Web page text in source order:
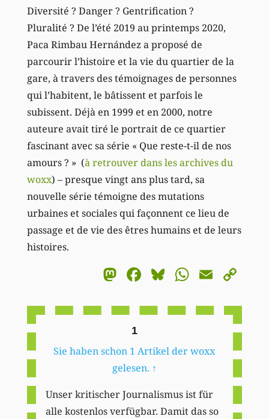
Diversité ? Danger ? Gentrification ?
Pluralité ? De l’été 2019 au printemps 2020,
Paca Rimbau Hernández a proposé de
parcourir l’histoire et la vie du quartier de la
gare, à travers des témoignages de personnes
qui l’habitent, le bâtissent et parfois le
subissent. Déjà en 1999 et en 2000, notre
auteure avait tiré le portrait de ce quartier
fascinant avec sa série « Que reste-t-il de nos
amours ? » (à retrouver dans les archives du
woxx) – presque vingt ans plus tard, sa
nouvelle série témoigne des mutations
urbaines et sociales qui façonnent ce lieu de
passage et de vie des êtres humains et de leurs
histoires.
Mastodon
Facebook
BlueskyEmail
1
Sie haben schon 1 Artikel der woxx
gelesen. ↑
Unser kritischer Journalismus ist für
alle kostenlos verfügbar. Damit das so